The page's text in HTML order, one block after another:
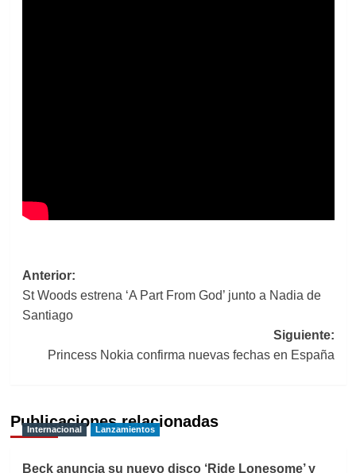
Navegación
de
entradas
Anterior:
St Woods estrena ‘A Part From God’ junto a Nadia de
Santiago
Siguiente:
Princess Nokia confirma nuevas fechas en España
Publicaciones relacionadas
Internacional Lanzamientos
Beck anuncia su nuevo disco ‘Ride Lonesome’ y